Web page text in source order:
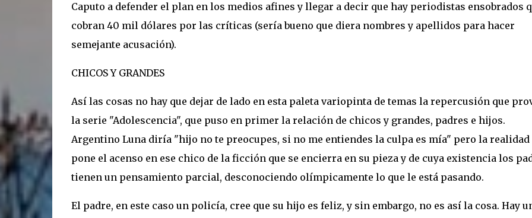
Caputo a defender el plan en los medios afines y llegar a decir que hay periodistas ensobrados
cobran 40 mil dólares por las críticas (sería bueno que diera nombres y apellidos para hacer
semejante acusación).
CHICOS Y GRANDES
Así las cosas no hay que dejar de lado en esta paleta variopinta de temas la repercusión que
la serie "Adolescencia", que puso en primer la relación de chicos y grandes, padres e hijos.
Argentino Luna diría "hijo no te preocupes, si no me entiendes la culpa es mía" pero la realidad
pone el acenso en ese chico de la ficción que se encierra en su pieza y de cuya existencia los
tienen un pensamiento parcial, desconociendo olímpicamente lo que le está pasando.
El padre, en este caso un policía, cree que su hijo es feliz, y sin embargo, no es así la cosa. Hay